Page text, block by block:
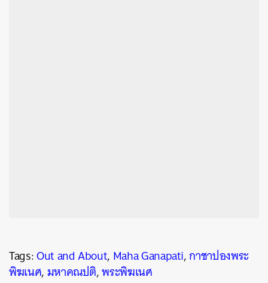
Tags:Out and About, Maha Ganapati,กาชาปองพระ
พิฆเนศ,มหาคณปติ,พระพิฆเนศ